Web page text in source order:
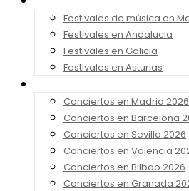
Festivales de música en
Festivales en Andalucia
Festivales en Galicia
Festivales en Asturias
Conciertos en Madrid 2026
Conciertos en Barcelona
Conciertos en Sevilla 2026
Conciertos en Valencia
Conciertos en Bilbao 2026
Conciertos en Granada